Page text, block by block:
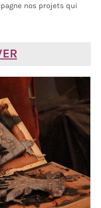
nos projets qui